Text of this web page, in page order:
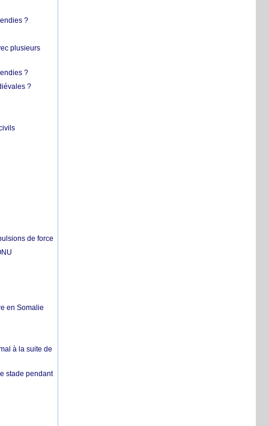
?
plusieurs
?
?
de force
en Somalie
à la suite de
stade pendant